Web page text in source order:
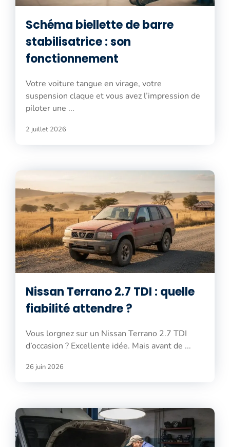
Schéma biellette de barre
stabilisatrice : son
fonctionnement
Votre voiture tangue en virage, votre
suspension claque et vous avez l’impression de
piloter une ...
2 juillet 2026
Nissan Terrano 2.7 TDI : quelle
fiabilité attendre ?
Vous lorgnez sur un Nissan Terrano 2.7 TDI
d’occasion ? Excellente idée. Mais avant de ...
26 juin 2026